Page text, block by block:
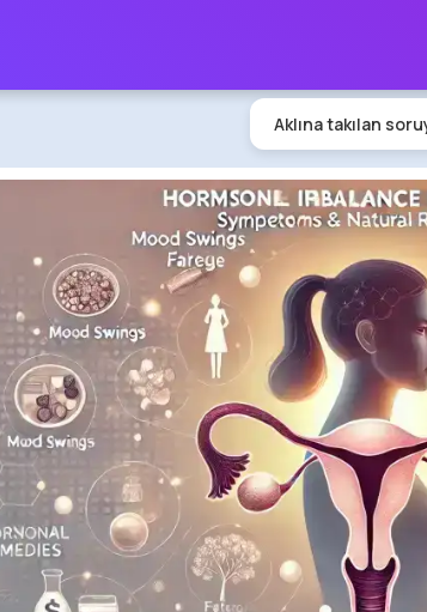
Aklına takılan